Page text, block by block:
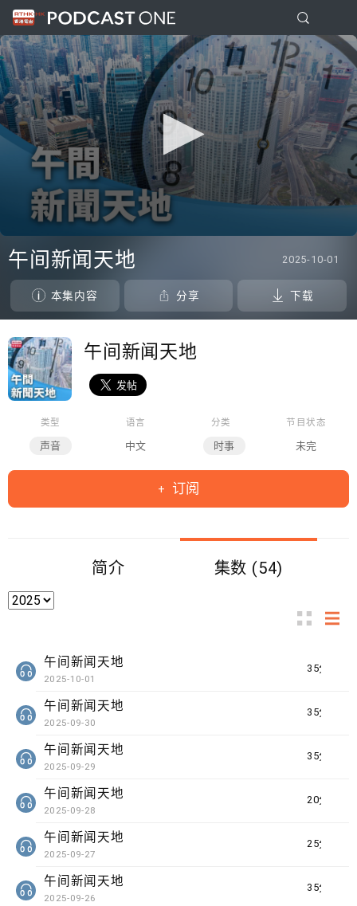
seconds
seconds
午间新闻天地 2025-10-01
本集内容 分享 下载
午间新闻天地
类型
声音
语言
中文
分类
时事
节目状态
未完
订阅
简介 集数 (54)
35分钟
午间新闻天地
2025-10-01
35分钟
午间新闻天地
2025-09-30
35分钟
午间新闻天地
2025-09-29
20分钟
午间新闻天地
2025-09-28
25分钟
午间新闻天地
2025-09-27
35分钟
午间新闻天地
2025-09-26